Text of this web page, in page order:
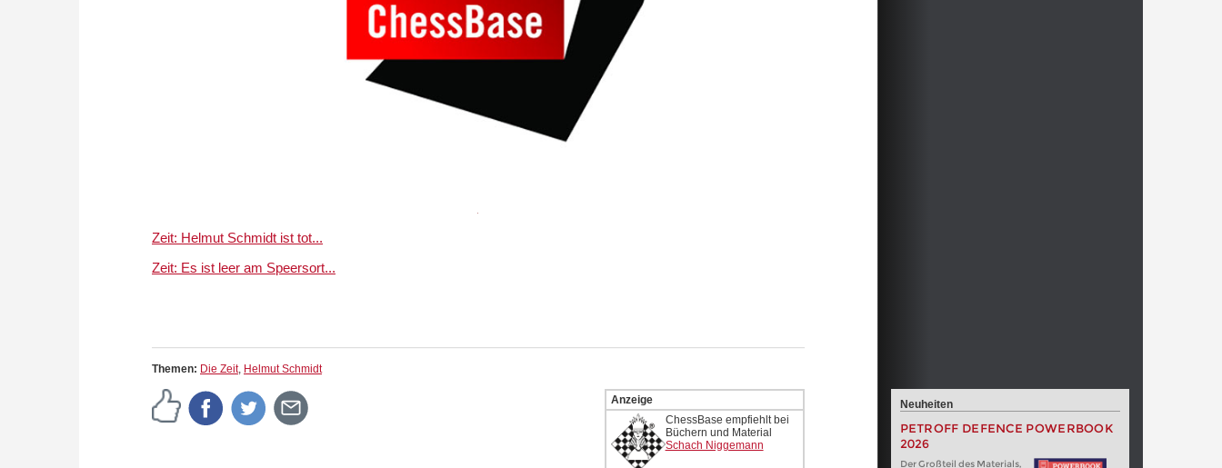
Zeit: Helmut Schmidt ist tot...
Zeit: Es ist leer am Speersort...
Themen: Die Zeit, Helmut Schmidt
Anzeige
ChessBase empfiehlt bei
Büchern und Material
Schach Niggemann
Neuheiten
PETROFF DEFENCE POWERBOOK
2026
Der Großteil des Materials,